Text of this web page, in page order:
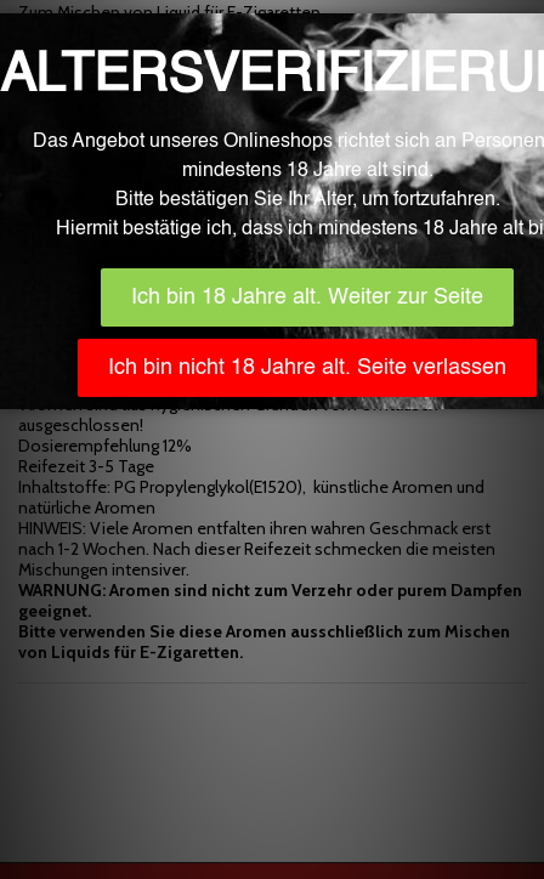
Zum Mischen von Liquid für E-Zigaretten
Gebrannte Mandeln Flavour
Mischen bei ca. 12%
Fluid ist beste Qualität aus dem Schweizer Grenzgebiet.
Unsere Fluid Aromen werden unter größter Sorgfalt und unter
sterilen Laborbedingungen in Deutschland entwickelt, hergestellt
und vollautomatisiert abgefüllt. Sie enthalten ausschließlich
Zutaten, die von der EU für die Lebensmittelverarbeitung
zugelassen sind und von der EFSA (European Food Safety Authority)
überwacht werden. Die Flaschen sind Bestandteile der
Pharmaindustrie, Kindergesichert und EU Zertifiziert.
Neben der hohen Reinheit und Qualität begeistern die Fluid Aromen
mit sehr klaren, kräftigen und natürlichen Aromanuancen.
! Bewahren Sie generell Aromen an einem für Kinder,
Kleinkinder und Haustiere unzugänglichem Ort auf. Die Verwendung,
Benutzung und der Konsum geschehen ausnahmslos auf eigene
Aromen sind aus hygienischen Gründen vom Umtausch
ausgeschlossen!
Dosierempfehlung 12%
Reifezeit 3-5 Tage
Inhaltstoffe: PG Propylenglykol(E1520), künstliche Aromen und
natürliche Aromen
HINWEIS: Viele Aromen entfalten ihren wahren Geschmack erst
nach 1-2 Wochen. Nach dieser Reifezeit schmecken die meisten
Mischungen intensiver.
WARNUNG: Aromen sind nicht zum Verzehr oder purem Dampfen
geeignet.
Bitte verwenden Sie diese Aromen ausschließlich zum Mischen
von Liquids für E-Zigaretten.